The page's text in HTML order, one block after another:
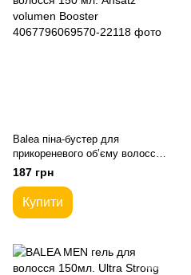
Balea піна-бустер для
прикореневого об’єму волосся
150 мл. Ansatz volumen Booster
187 грн
Купити